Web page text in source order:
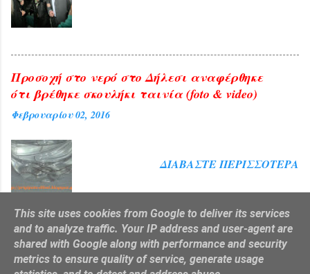
Προσοχή στο νερό στο Δήλεσι αναφέρθηκε
ότι βρέθηκε σκουλήκι ταινία (foto & video)
Φεβρουαρίου 02, 2016
ΔΙΑΒΆΣΤΕ ΠΕΡΙΣΣΌΤΕΡΑ
Από το Blogger
This site uses cookies from Google to deliver its services
and to analyze traffic. Your IP address and user-agent are
shared with Google along with performance and security
metrics to ensure quality of service, generate usage